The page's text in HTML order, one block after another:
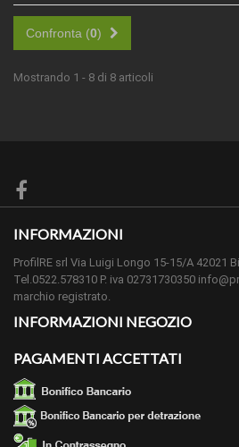
Confronta (0)
Mostrando 1 - 8 di 8 articoli
INFORMAZIONI
ProfilRE srl Via Luigi Longo 15-15/A 42021
Tel.0522.578310 P. iva 02731730350
marchio registrato.
INFORMAZIONI NEGOZIO
PAGAMENTI ACCETTATI